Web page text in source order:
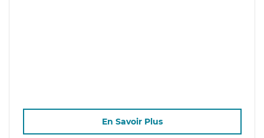
En Savoir Plus